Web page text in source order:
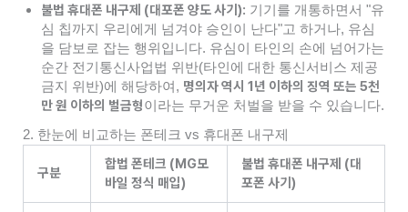
불법 휴대폰 내구제 (대포폰 양도 사기): 기기를 개통하면서 "유
심 칩까지 우리에게 넘겨야 승인이 난다"고 하거나, 유심
을 담보로 잡는 행위입니다. 유심이 타인의 손에 넘어가는
순간 전기통신사업법 위반(타인에 대한 통신서비스 제공
금지 위반)에 해당하여, 명의자 역시 1년 이하의 징역 또는 5천
만 원 이하의 벌금형이라는 무거운 처벌을 받을 수 있습니다.
2. 한눈에 비교하는 폰테크 vs 휴대폰 내구제
구분
합법 폰테크 (MG모
바일 정식 매입)
불법 휴대폰 내구제 (대
포폰 사기)